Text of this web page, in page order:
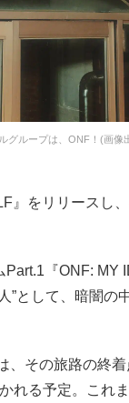
グループは、ONF！(画像
』をリリースし
『ONF: MY
”として、暗闇の
、その旅路の終
れる予定。これ